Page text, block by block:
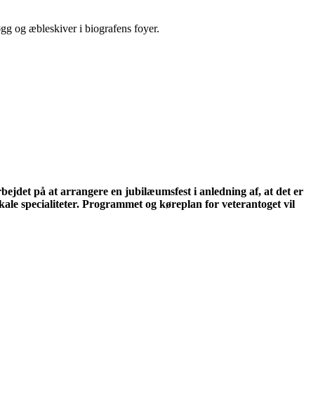
og æbleskiver i biografens foyer.
på at arrangere en jubilæumsfest i anledning af, at det er
specialiteter. Programmet og køreplan for veterantoget vil